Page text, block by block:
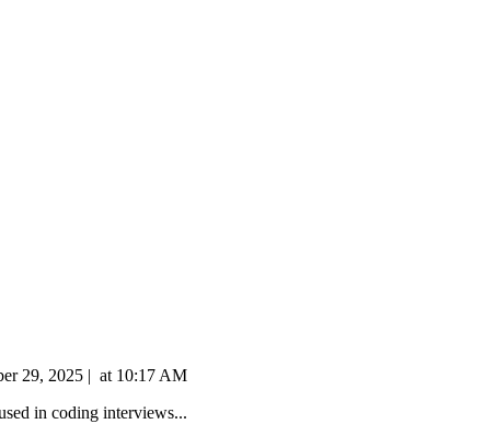
29, 2025 | at 10:17 AM
in coding interviews...